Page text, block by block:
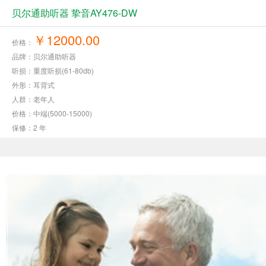
贝尔通助听器 挚音AY476-DW
价格： ￥12000.00
品牌：贝尔通助听器
听损：重度听损(61-80db)
外形：耳背式
人群：老年人
价格：中端(5000-15000)
保修：2 年